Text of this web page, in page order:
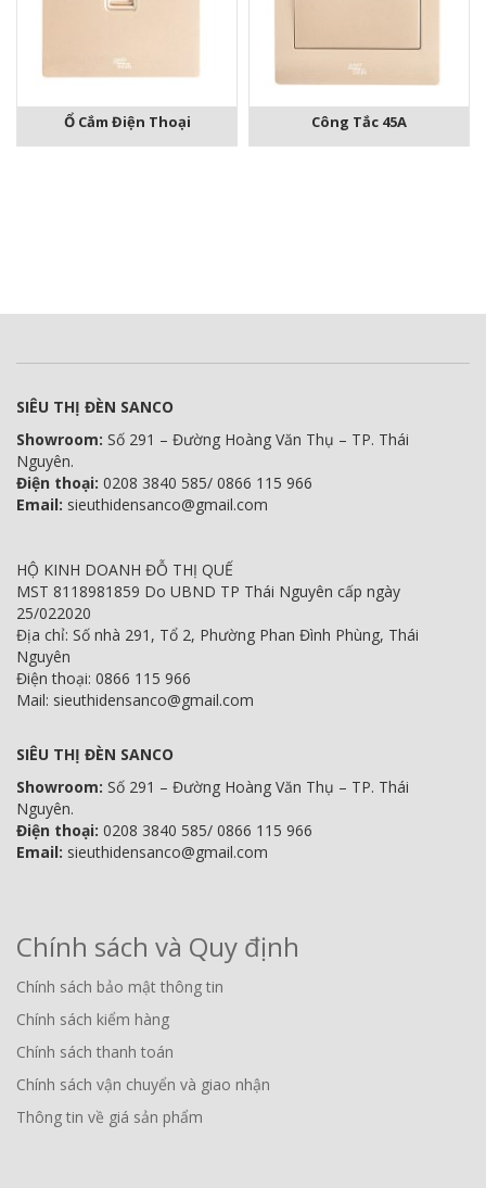
Ổ Cắm Điện Thoại Công Tắc 45A
SIÊU THỊ ĐÈN SANCO
Showroom: Số 291 – Đường Hoàng Văn Thụ – TP. Thái
Nguyên.
Điện thoại: 0208 3840 585/ 0866 115 966
Email: sieuthidensanco@gmail.com
HỘ KINH DOANH ĐỖ THỊ QUẾ
MST 8118981859 Do UBND TP Thái Nguyên cấp ngày
25/022020
Địa chỉ: Số nhà 291, Tổ 2, Phường Phan Đình Phùng, Thái
Nguyên
Điện thoại: 0866 115 966
Mail: sieuthidensanco@gmail.com
SIÊU THỊ ĐÈN SANCO
Showroom: Số 291 – Đường Hoàng Văn Thụ – TP. Thái
Nguyên.
Điện thoại: 0208 3840 585/ 0866 115 966
Email: sieuthidensanco@gmail.com
Chính sách và Quy định
Chính sách bảo mật thông tin
Chính sách kiểm hàng
Chính sách thanh toán
Chính sách vận chuyển và giao nhận
Thông tin về giá sản phẩm